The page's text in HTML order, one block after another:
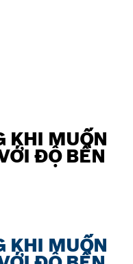
KHI MUỐN
ĐỘ BỀN
KHI MUỐN